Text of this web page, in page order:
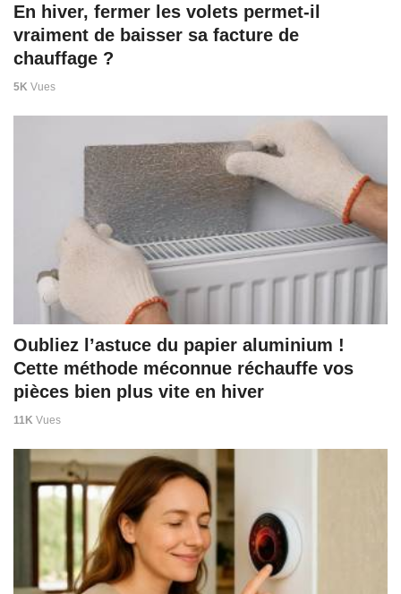
En hiver, fermer les volets permet-il
vraiment de baisser sa facture de
chauffage ?
5K Vues
Oubliez l’astuce du papier aluminium !
Cette méthode méconnue réchauffe vos
pièces bien plus vite en hiver
11K Vues